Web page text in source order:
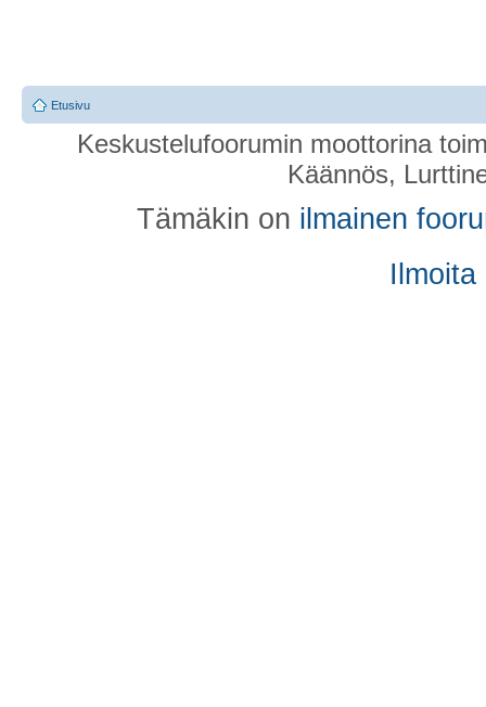
Etusivu
Keskustelufoorumin moottorina
Käännös,
Tämäkin on ilmainen